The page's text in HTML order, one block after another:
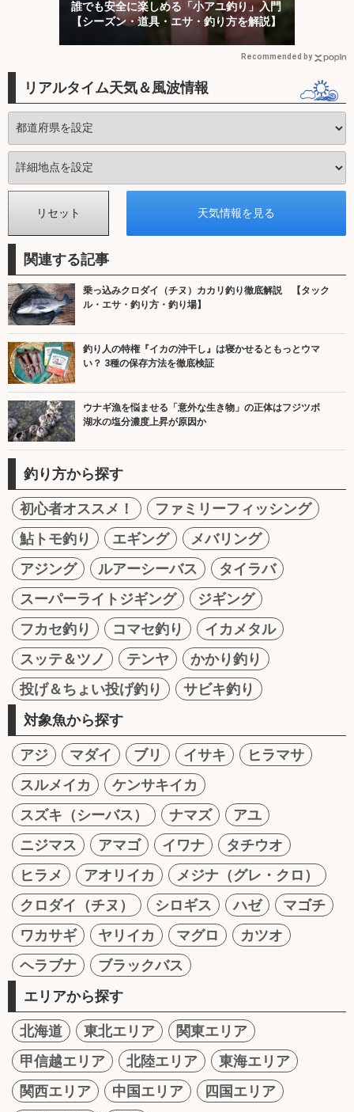
誰でも安全に楽しめる「小アユ釣り」入門
【シーズン・道具・エサ・釣り方を解説】
Recommended by
リアルタイム天気＆風波情報
関連する記事
乗っ込みクロダイ（チヌ）カカリ釣り徹底解説 【タック
ル・エサ・釣り方・釣り場】
釣り人の特権『イカの沖干し』は寝かせるともっとウマ
い？ 3種の保存方法を徹底検証
ウナギ漁を悩ませる「意外な生き物」の正体はフジツボ
湖水の塩分濃度上昇が原因か
釣り方から探す
初心者オススメ！
ファミリーフィッシング
鮎トモ釣り
エギング
メバリング
アジング
ルアーシーバス
タイラバ
スーパーライトジギング
ジギング
フカセ釣り
コマセ釣り
イカメタル
スッテ＆ツノ
テンヤ
かかり釣り
投げ＆ちょい投げ釣り
サビキ釣り
対象魚から探す
アジ マダイ ブリ イサキ
ヒラマサ
スルメイカ
ケンサキイカ
スズキ（シーバス）
ナマズ
アユ
ニジマス
アマゴ イワナ
タチウオ
ヒラメ
アオリイカ
メジナ（グレ・クロ）
クロダイ（チヌ）
シロギス ハゼ
マゴチ
ワカサギ
ヤリイカ マグロ
カツオ
ヘラブナ
ブラックバス
エリアから探す
北海道 東北エリア
関東エリア
甲信越エリア
北陸エリア
東海エリア
関西エリア
中国エリア
四国エリア